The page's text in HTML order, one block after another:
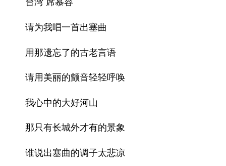
台湾 席慕容
请为我唱一首出塞曲
用那遗忘了的古老言语
请用美丽的颤音轻轻呼唤
我心中的大好河山
那只有长城外才有的景象
谁说出塞曲的调子太悲凉